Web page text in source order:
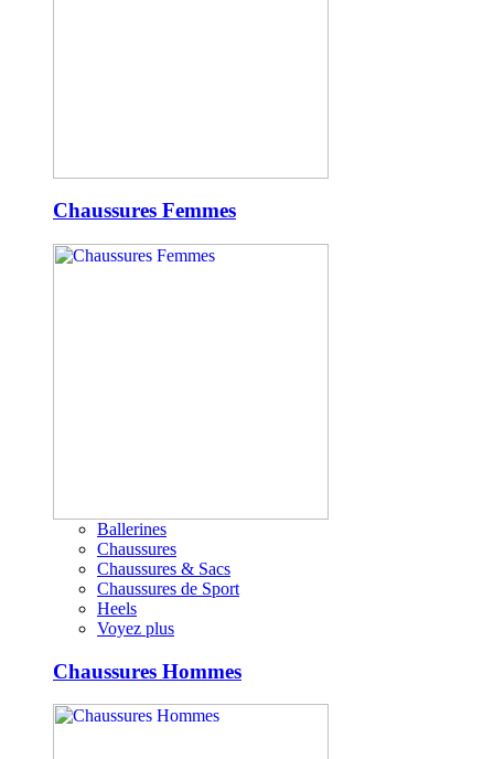
Chaussures Femmes
Ballerines
Chaussures
Chaussures & Sacs
Chaussures de Sport
Heels
Voyez plus
Chaussures Hommes